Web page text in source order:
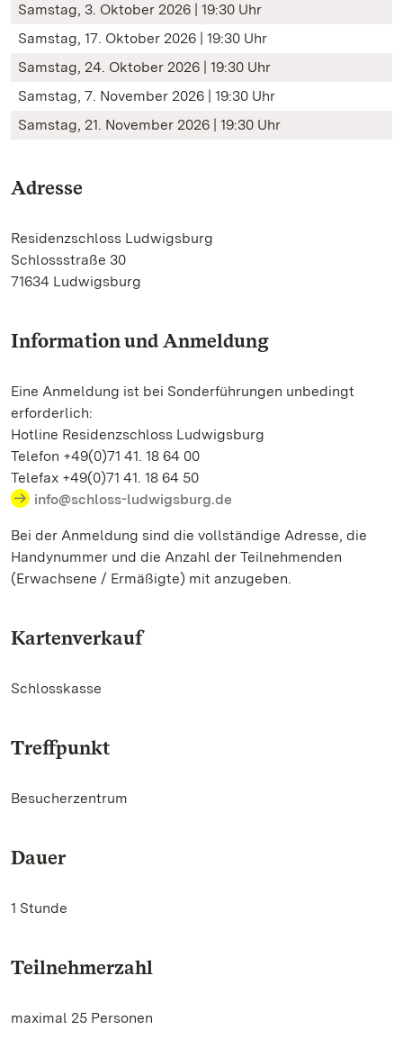
Samstag, 3. Oktober 2026 | 19:30 Uhr
Samstag, 17. Oktober 2026 | 19:30 Uhr
Samstag, 24. Oktober 2026 | 19:30 Uhr
Samstag, 7. November 2026 | 19:30 Uhr
Samstag, 21. November 2026 | 19:30 Uhr
Adresse
Residenzschloss Ludwigsburg
Schlossstraße 30
71634 Ludwigsburg
Information und Anmeldung
Eine Anmeldung ist bei Sonderführungen unbedingt
erforderlich:
Hotline Residenzschloss Ludwigsburg
Telefon +49(0)71 41. 18 64 00
Telefax +49(0)71 41. 18 64 50
info@schloss-ludwigsburg.de
Bei der Anmeldung sind die vollständige Adresse, die
Handynummer und die Anzahl der Teilnehmenden
(Erwachsene / Ermäßigte) mit anzugeben.
Kartenverkauf
Schlosskasse
Treffpunkt
Besucherzentrum
Dauer
1 Stunde
Teilnehmerzahl
maximal 25 Personen